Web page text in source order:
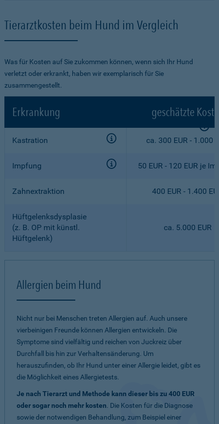
Tierarztkosten beim Hund im Vergleich
Was für Kosten auf Sie zukommen können, wenn sich Ihr Hund
verletzt oder erkrankt, haben wir exemplarisch für Sie
zusammengestellt.
Erkrankung geschätzte
Kastration ca. 300 EUR - 1.000
Impfung 50 EUR - 120 EUR je
Zahnextraktion 400 EUR - 1.400
Hüftgelenksdysplasie
(z. B. OP mit künstl.
Hüftgelenk)
ca. 5.000 EUR
Allergien beim Hund
Nicht nur bei Menschen treten Allergien auf. Auch unsere
vierbeinigen Freunde können Allergien entwickeln. Die
Symptome sind vielfältig und reichen von Juckreiz über
Durchfall bis hin zur Verhaltensänderung. Um
herauszufinden, ob Ihr Hund unter einer Allergie leidet, gibt es
die Möglichkeit eines Allergietests.
Je nach Tierarzt und Methode kann dieser bis zu 400 EUR
oder sogar noch mehr kosten. Die Kosten für die Diagnose
sowie der notwendigen Behandlung, zum Beispiel einer